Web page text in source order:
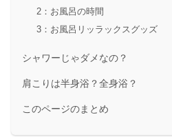
2：お風呂の時間
3：お風呂リッラックスグッズ
シャワーじゃダメなの？
肩こりは半身浴？全身浴？
このページのまとめ